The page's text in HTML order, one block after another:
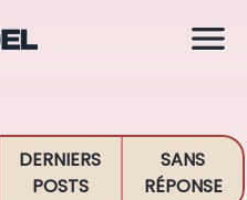
DERNIERS
POSTS
SANS
RÉPONSE
